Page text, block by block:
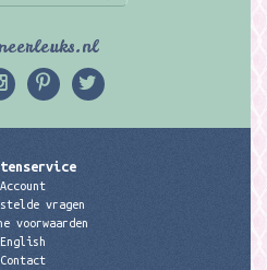
Account
vragen
voorwaarden
English
Contact